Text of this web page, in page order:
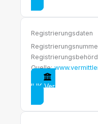
Registrierungsdaten
Quelle:
IHK Vermittlerregister